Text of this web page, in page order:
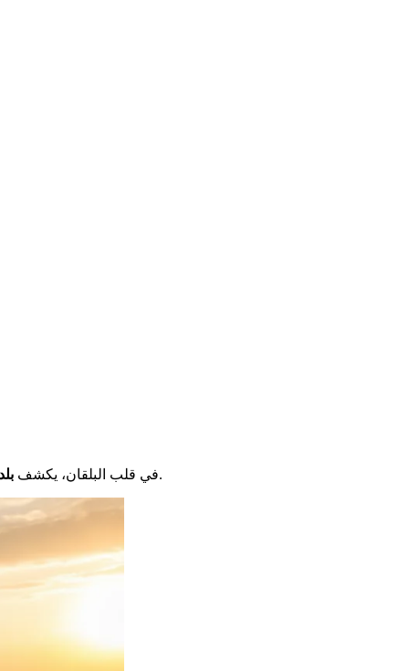
في قلب البلقان، يكشف بلد بأسره.